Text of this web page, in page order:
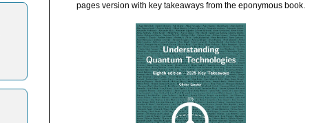
pages version with key takeaways from the eponymous book.